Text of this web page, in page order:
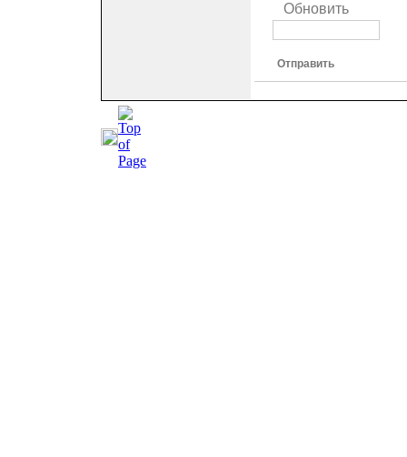
Обновить
Отправить